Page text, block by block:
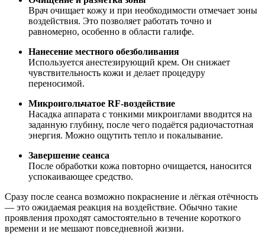
Врач очищает кожу и при необходимости отмечает зоны
воздействия. Это позволяет работать точно и
равномерно, особенно в области галифе.
Нанесение местного обезболивания
Используется анестезирующий крем. Он снижает
чувствительность кожи и делает процедуру
переносимой.
Микроигольчатое RF-воздействие
Насадка аппарата с тонкими микроиглами вводится на
заданную глубину, после чего подаётся радиочастотная
энергия. Можно ощутить тепло и покалывание.
Завершение сеанса
После обработки кожа повторно очищается, наносится
успокаивающее средство.
Сразу после сеанса возможно покраснение и лёгкая отёчность
— это ожидаемая реакция на воздействие. Обычно такие
проявления проходят самостоятельно в течение короткого
времени и не мешают повседневной жизни.